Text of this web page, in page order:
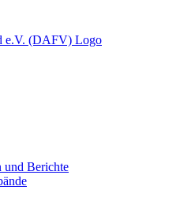
und Berichte